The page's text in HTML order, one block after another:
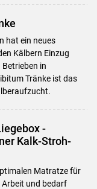
hat ein neues
Kälbern Einzug
in
Tränke ist das
-
Kalk-Stroh-
Matratze für
Arbeit und bedarf